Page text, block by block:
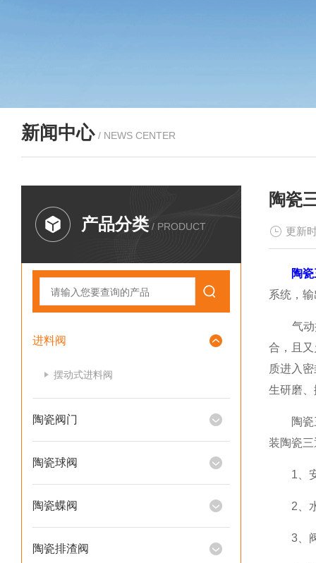
新闻中心 / NEWS CENTER
产品分类 / PRODUCT
进料阀
摆动式进料阀
陶瓷阀门
陶瓷球阀
陶瓷蝶阀
陶瓷排渣阀
陶瓷
更新
陶
系统，
气动执
合，且
质进入
生研磨
陶瓷三
装陶瓷
1、安
2、水
3、阀